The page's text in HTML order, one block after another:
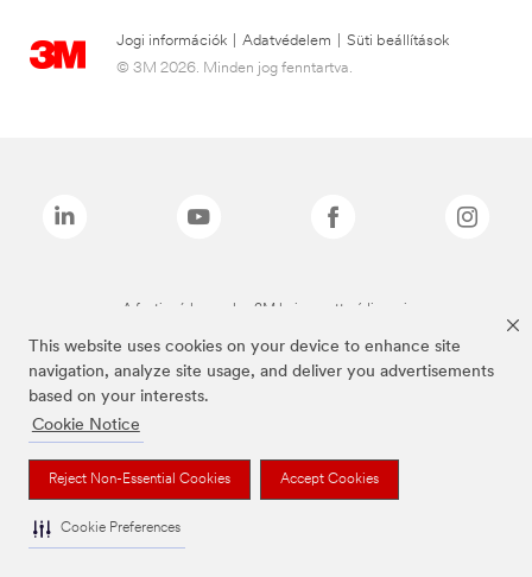
This website uses cookies on your device to enhance site
navigation, analyze site usage, and deliver you advertisements
based on your interests.
Cookie Notice
Reject Non-Essential Cookies Accept Cookies
Cookie Preferences
Jogi információk Adatvédelem
Süti beállítások
© 3M 2026. Minden jog fenntartva.
A fenti márkanevek a 3M bejegyzett védjegyei.